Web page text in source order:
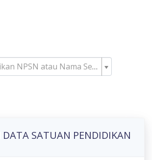
-- Ketikan NPSN atau Nama Sekolah--
DATA SATUAN PENDIDIKAN